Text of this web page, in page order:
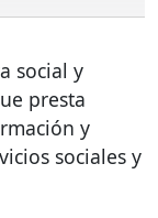
social y
presta
y
sociales y